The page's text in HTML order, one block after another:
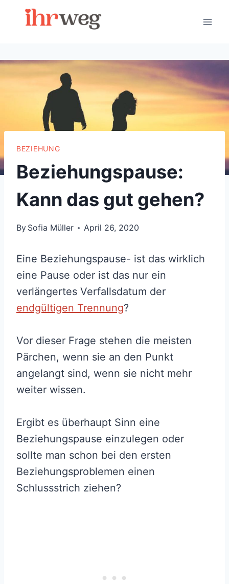
BEZIEHUNG
Beziehungspause:
Kann das gut gehen?
By Sofia Müller April 26, 2020
Eine Beziehungspause- ist das wirklich
eine Pause oder ist das nur ein
verlängertes Verfallsdatum der
endgültigen Trennung?
Vor dieser Frage stehen die meisten
Pärchen, wenn sie an den Punkt
angelangt sind, wenn sie nicht mehr
weiter wissen.
Ergibt es überhaupt Sinn eine
Beziehungspause einzulegen oder
sollte man schon bei den ersten
Beziehungsproblemen einen
Schlussstrich ziehen?